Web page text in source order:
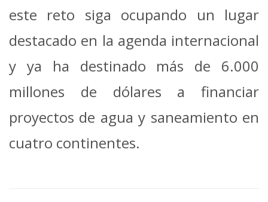
este reto siga ocupando un lugar
destacado en la agenda internacional
y ya ha destinado más de 6.000
millones de dólares a financiar
proyectos de agua y saneamiento en
cuatro continentes.